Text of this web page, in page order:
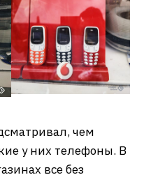
чем
у них телефоны. В
все без